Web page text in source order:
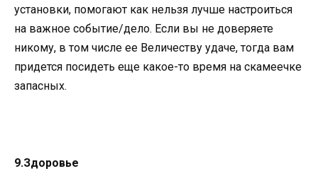
установки, помогают как нельзя лучше настроиться
на важное событие/дело. Если вы не доверяете
никому, в том числе ее Величеству удаче, тогда вам
придется посидеть еще какое-то время на скамеечке
запасных.
9.Здоровье